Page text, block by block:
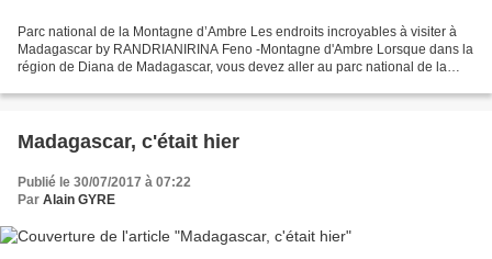
Parc national de la Montagne d’Ambre Les endroits incroyables à visiter à
Madagascar by RANDRIANIRINA Feno -Montagne d'Ambre Lorsque dans la
région de Diana de Madagascar, vous devez aller au parc national de la
Madagascar, c'était hier
Publié le 30/07/2017 à 07:22
Par Alain GYRE